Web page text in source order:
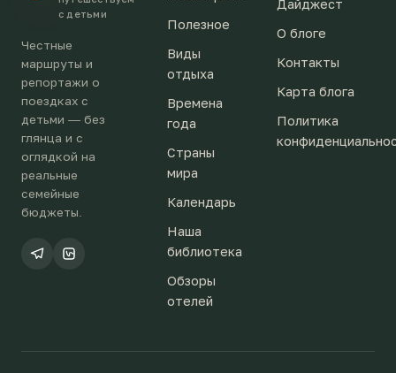
с детьми
Честные
маршруты и
репортажи о
поездках с
детьми — без
глянца и с
оглядкой на
реальные
семейные
бюджеты.
Полезное
Виды
отдыха
Времена
года
Страны
мира
Календарь
Наша
библиотека
Обзоры
отелей
Дайджест
О блоге
Контакты
Карта блога
Политика